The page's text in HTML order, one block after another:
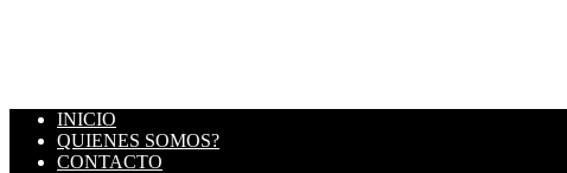
INICIO
QUIENES SOMOS?
CONTACTO